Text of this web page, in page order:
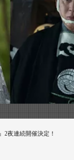
2夜連続開催決定！